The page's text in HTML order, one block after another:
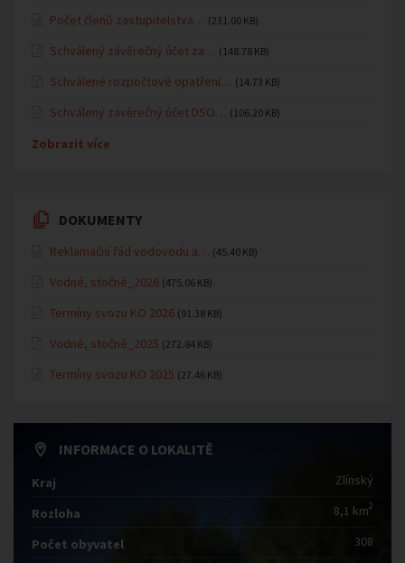
Počet členů zastupitelstva… (231.00 KB)
Schválený závěrečný účet za… (148.78 KB)
Schválené rozpočtové opatření… (14.73 KB)
Schválený závěrečný účet DSO… (106.20 KB)
Zobrazit více
DOKUMENTY
Reklamační řád vodovodu a… (45.40 KB)
Vodné, stočné_2026 (475.06 KB)
Termíny svozu KO 2026 (91.38 KB)
Vodné, stočné_2025 (272.84 KB)
Termíny svozu KO 2025 (27.46 KB)
INFORMACE O LOKALITĚ
Kraj Zlínský
Rozloha 8,1 km2
Počet obyvatel 308